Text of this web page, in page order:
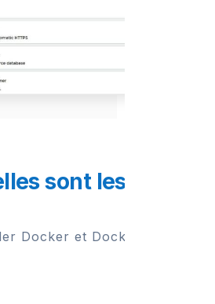
sont les
Docker et Docker